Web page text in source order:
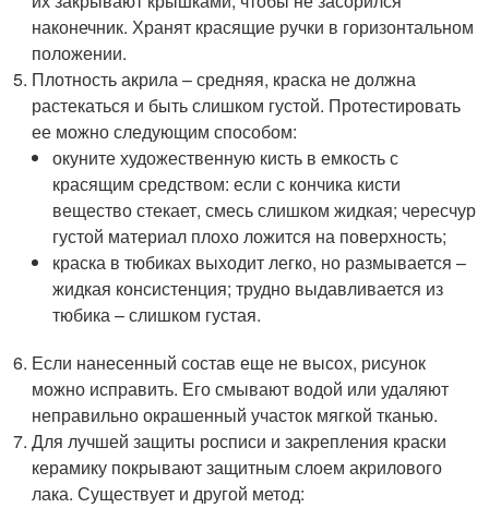
наконечник. Хранят красящие ручки в горизонтальном
положении.
Плотность акрила – средняя, краска не должна
растекаться и быть слишком густой. Протестировать
ее можно следующим способом:
окуните художественную кисть в емкость с
красящим средством: если с кончика кисти
вещество стекает, смесь слишком жидкая; чересчур
густой материал плохо ложится на поверхность;
краска в тюбиках выходит легко, но размывается –
жидкая консистенция; трудно выдавливается из
тюбика – слишком густая.
Если нанесенный состав еще не высох, рисунок
можно исправить. Его смывают водой или удаляют
неправильно окрашенный участок мягкой тканью.
Для лучшей защиты росписи и закрепления краски
керамику покрывают защитным слоем акрилового
лака. Существует и другой метод: